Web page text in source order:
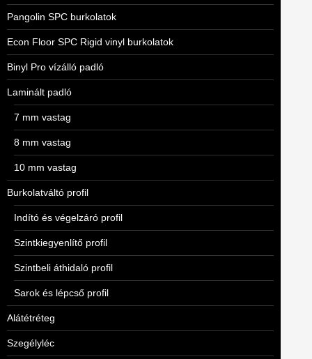
Pangolin SPC burkolatok
Econ Floor SPC Rigid vinyl burkolatok
Binyl Pro vízálló padló
Laminált padló
7 mm vastag
8 mm vastag
10 mm vastag
Burkolatváltó profil
Indító és végelzáró profil
Szintkiegyenlítő profil
Szintbeli áthidaló profil
Sarok és lépcső profil
Alátétréteg
Szegélyléc